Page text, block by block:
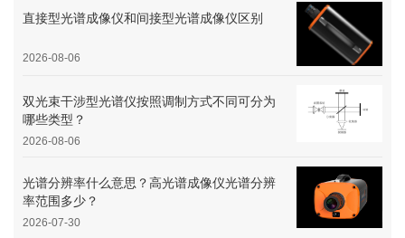
直接型光谱成像仪和间接型光谱成像仪区别
2026-08-06
双光束干涉型光谱仪按照调制方式不同可分为
哪些类型？
2026-08-06
光谱分辨率什么意思？高光谱成像仪光谱分辨
率范围多少？
2026-07-30